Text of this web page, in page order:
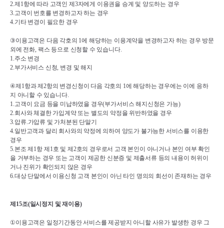
2.제 1항에 따라 고객인 제 3자에게 이용권을 승계 및 양도하는 경우
3.고객이 번호를 변경하고자 하는 경우
4.기타 변경이 필요한 경우
③이용고객은 다음 각호의 1에 해당하는 이용계약을 변경하고자 하는 경우 방문
외에 전화, 팩스 등으로 신청할 수 있습니다.
1.주소 변경
2.부가서비스 신청, 변경 및 해지
④제 1항과 제2항의 변경신청이 다음 각호의 1에 해당하는 경우에는 이에 응하
지 아니할 수 있습니다.
1.고객이 요금 등을 미납하였을 경우(부가서비스 해지신청은 가능)
2.회사와 체결한 가입계약 또는 별도의 약정을 위반하였을 경우
3.압류.가압류 및 가처분된 단말기
4.일반고객과 달리 회사와의 약정에 의하여 양도가 불가능한 서비스를 이용한
경우
5.본조 제 1항 제 1호 및 제 2호의 경우로서 고객 본인이 아니거나 본인 여부 확인
을 거부하는 경우 또는 고객이 제공한 신분증 및 제출서류 등의 내용이 허위이
거나 진위가 확인되지 않은 경우
6.대상 단말에서 이용신청 고객 본인이 아닌 타인 명의의 회선이 존재하는 경우
제 15조(일시정지 및 재이용)
①이용고객은 일정기간동안 서비스를 제공받지 아니할 사유가 발생한 경우 그